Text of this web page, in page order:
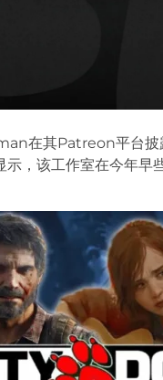
在其Patreon平台披
，该工作室在今年早